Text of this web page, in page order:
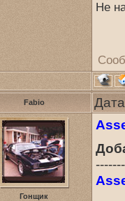
Не
Fabio
Гонщик